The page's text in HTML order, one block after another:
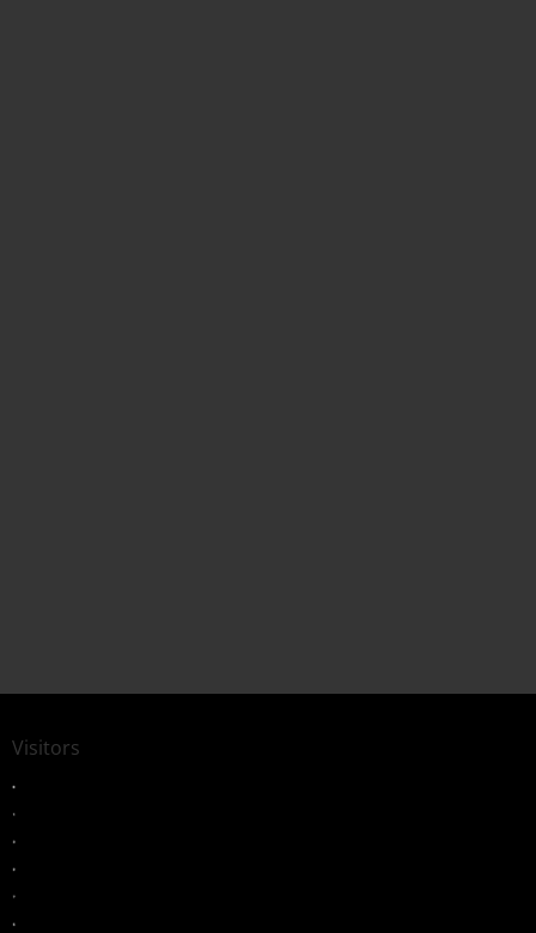
Visitors